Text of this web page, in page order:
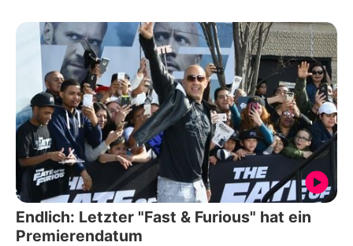
Endlich: Letzter "Fast & Furious" hat ein
Premierendatum